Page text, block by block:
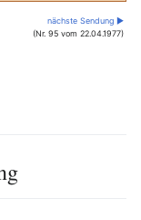
nächste Sendung ▶
(Nr. 95 vom 22.04.1977)